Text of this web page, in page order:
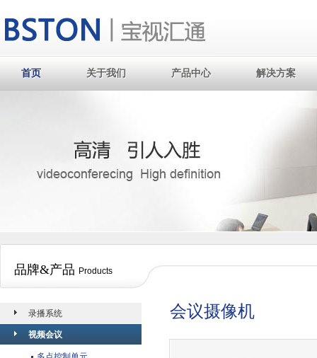
首页
首页 关于我们
关于我们 产品中心
产品中心 解决方案
解决方案
品牌&产品 Products
录播系统
视频会议
会议摄像机